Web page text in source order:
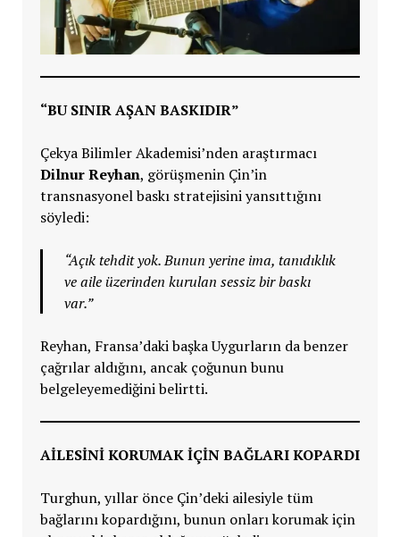
“BU SINIR AŞAN BASKIDIR”
Çekya Bilimler Akademisi’nden araştırmacı
Dilnur Reyhan, görüşmenin Çin’in
transnasyonel baskı stratejisini yansıttığını
söyledi:
“Açık tehdit yok. Bunun yerine ima, tanıdıklık
ve aile üzerinden kurulan sessiz bir baskı
var.”
Reyhan, Fransa’daki başka Uygurların da benzer
çağrılar aldığını, ancak çoğunun bunu
belgeleyemediğini belirtti.
AİLESİNİ KORUMAK İÇİN BAĞLARI KOPARDI
Turghun, yıllar önce Çin’deki ailesiyle tüm
bağlarını kopardığını, bunun onları korumak için